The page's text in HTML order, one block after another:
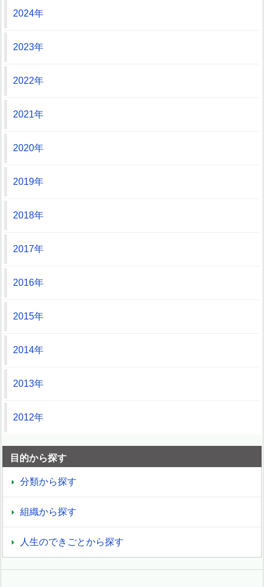
2024年
2023年
2022年
2021年
2020年
2019年
2018年
2017年
2016年
2015年
2014年
2013年
2012年
目的から探す
分類から探す
組織から探す
人生のできごとから探す